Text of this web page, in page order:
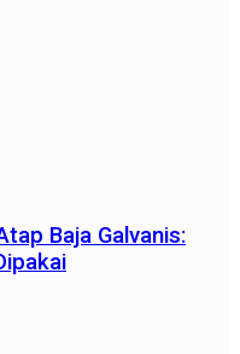
Baja Galvanis: